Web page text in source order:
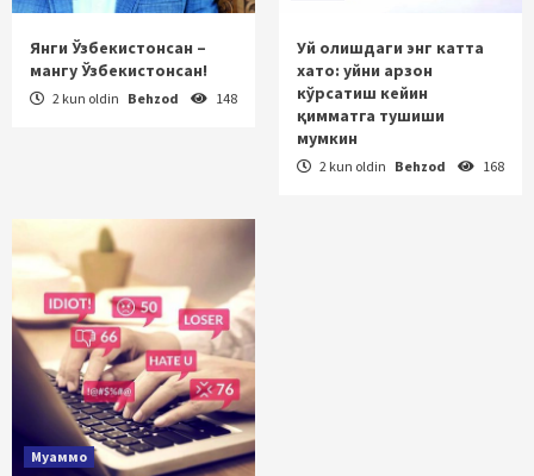
Янги Ўзбекистонсан –
мангу Ўзбекистонсан!
2 kun oldin Behzod 148
Уй олишдаги энг катта
хато: уйни арзон
кўрсатиш кейин
қимматга тушиши
мумкин
2 kun oldin Behzod 168
Муаммо